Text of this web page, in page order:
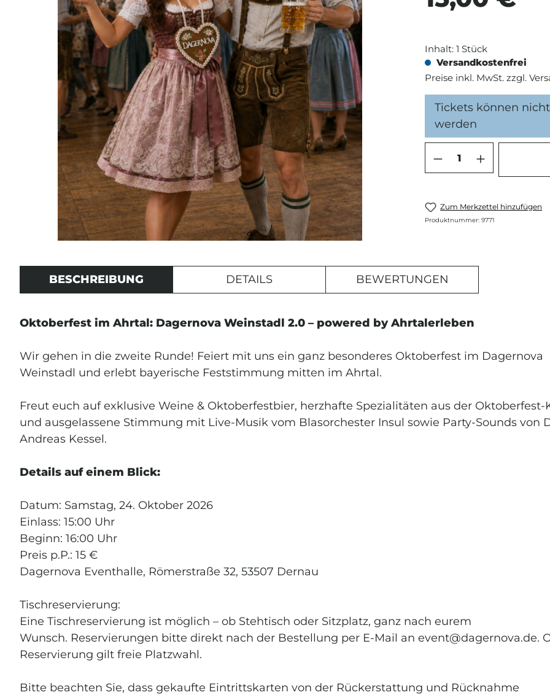
Inhalt: 1 Stück
Versandkostenfrei
Preise inkl. MwSt. zzgl.
Tickets können
werden
Produkt
Zum Merkzettel hinzufügen
Produktnummer: 9771
BESCHREIBUNG DETAILS BEWERTUNGEN
Oktoberfest im Ahrtal: Dagernova Weinstadl 2.0 – powered by Ahrtalerleben
Wir gehen in die zweite Runde! Feiert mit uns ein ganz besonderes Oktoberfest im Dagernova
Weinstadl und erlebt bayerische Feststimmung mitten im Ahrtal.
Freut euch auf exklusive Weine & Oktoberfestbier, herzhafte Spezialitäten aus der Oktoberfest-
und ausgelassene Stimmung mit Live-Musik vom Blasorchester Insul sowie Party-Sounds von
Andreas Kessel.
Details auf einem Blick:
Datum: Samstag, 24. Oktober 2026
Einlass: 15:00 Uhr
Beginn: 16:00 Uhr
Preis p.P.: 15 €
Dagernova Eventhalle, Römerstraße 32, 53507 Dernau
Tischreservierung:
Eine Tischreservierung ist möglich – ob Stehtisch oder Sitzplatz, ganz nach eurem
Wunsch. Reservierungen bitte direkt nach der Bestellung per E-Mail an event@dagernova.de.
Reservierung gilt freie Platzwahl.
Bitte beachten Sie, dass gekaufte Eintrittskarten von der Rückerstattung und Rücknahme
JETZT
ANMELDEN
Erhalte exklusive Angebote, Empfehlungen
und Einblicke in unsere Dagernova
E-Mail-Adresse
KOSTENLOS ANMELDEN
Die Einwilligung kann jederzeit widerrufen werden.
Loading...
abgebildeten Zeichen ein